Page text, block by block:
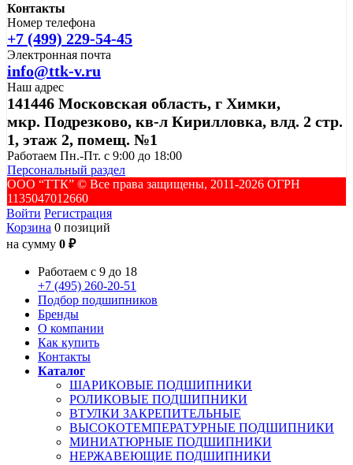
Контакты
Номер телефона
+7 (499) 229-54-45
Электронная почта
info@ttk-v.ru
Наш адрес
141446 Московская область, г Химки,
мкр. Подрезково, кв-л Кирилловка, влд. 2 стр.
1, этаж 2, помещ. №1
Работаем Пн.-Пт. с 9:00 до 18:00
Персональный раздел
ООО “ТТК” ©️ Все права защищены, 2011-2026 ОГРН
1135047012660
Войти Регистрация
Корзина 0 позиций
на сумму 0 ₽
Работаем с 9 до 18
+7 (495) 260-20-51
Подбор подшипников
Бренды
О компании
Как купить
Контакты
Каталог
ШАРИКОВЫЕ ПОДШИПНИКИ
РОЛИКОВЫЕ ПОДШИПНИКИ
ВТУЛКИ ЗАКРЕПИТЕЛЬНЫЕ
ВЫСОКОТЕМПЕРАТУРНЫЕ ПОДШИПНИКИ
МИНИАТЮРНЫЕ ПОДШИПНИКИ
НЕРЖАВЕЮЩИЕ ПОДШИПНИКИ